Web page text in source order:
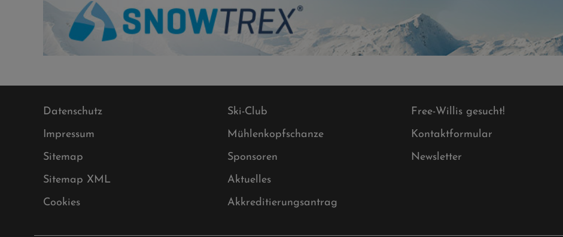
Datenschutz
Impressum
Sitemap
Sitemap XML
Cookies
Ski-Club
Mühlenkopfschanze
Sponsoren
Aktuelles
Akkreditierungsantrag
Free-Willis gesucht!
Kontaktformular
Newsletter